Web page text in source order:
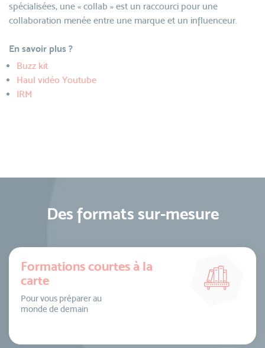
spécialisées, une « collab » est un raccourci pour une
collaboration menée entre une marque et un influenceur.
En savoir plus ?
Buzz kit
Haul vidéo Youtube
IRM
Des formats sur-mesure
Formations courtes à la
carte
Pour vous préparer au
monde de demain